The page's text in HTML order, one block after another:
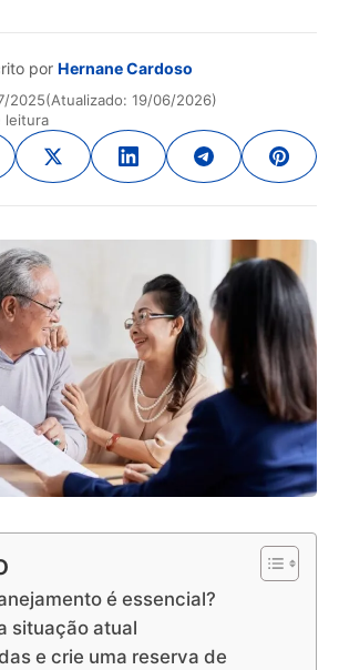
por Hernane Cardoso
2025(Atualizado: 19/06/2026)
leitura
é essencial?
situação atual
e crie uma reserva de